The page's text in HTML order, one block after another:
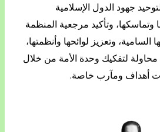
جهود الدول الإسلامية
وتأكيد مرجعية المنظمة
وتعزيز لوائحها وأنظمتها،
لتفكيك وحدة الأمة من خلال
أهداف ومآرب خاصة.